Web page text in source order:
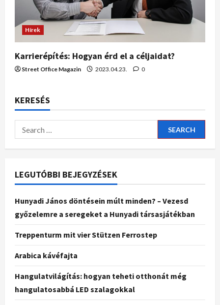
Hírek
Karrierépítés: Hogyan érd el a céljaidat?
Street Office Magazin 2023.04.23. 0
KERESÉS
LEGUTÓBBI BEJEGYZÉSEK
Hunyadi János döntésein múlt minden? – Vezesd
győzelemre a seregeket a Hunyadi társasjátékban
Treppenturm mit vier Stützen Ferrostep
Arabica kávéfajta
Hangulatvilágítás: hogyan teheti otthonát még
hangulatosabbá LED szalagokkal